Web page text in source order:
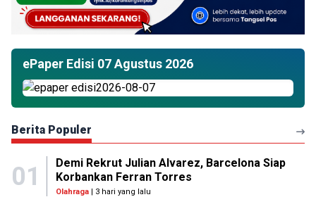
ePaper Edisi 07 Agustus 2026
Berita Populer
01
Demi Rekrut Julian Alvarez, Barcelona Siap
Korbankan Ferran Torres
Olahraga| 3 hari yang lalu